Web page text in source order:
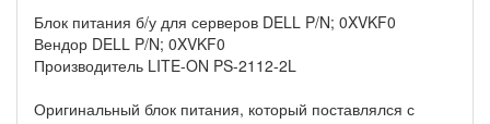
Блок питания б/у для серверов DELL P/N; 0XVKF0
Вендор DELL P/N; 0XVKF0
Производитель LITE-ON PS-2112-2L
Оригинальный блок питания, который поставлялся с